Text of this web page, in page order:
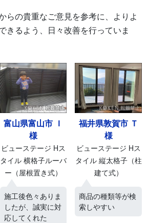
らの貴重なご意見を参考に、よりよ
きるよう、日々改善を行っていま
富山県富山市 Ｉ
様
ビューステージ Hス
タイル 横格子ルーバ
ー（屋根置き式）
施工後色々ありま
したが、誠実に対
応してくれた
福井県敦賀市 Ｔ
様
ビューステージ Hス
タイル 縦太格子（柱
建て式）
商品の種類等が検
索しやすい